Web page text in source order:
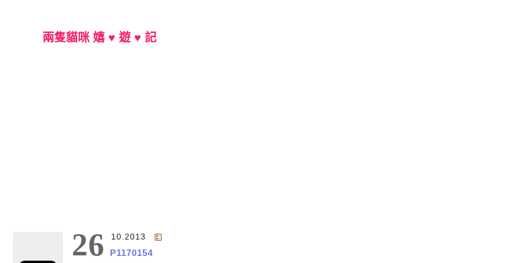
兩隻貓咪 嬉 ♥ 遊 ♥ 記
26 10.2013
P1170154